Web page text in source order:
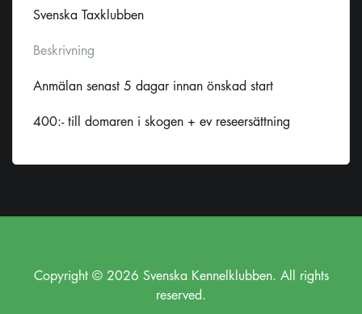
Svenska Taxklubben
Beskrivning
Anmälan senast 5 dagar innan önskad start
400:- till domaren i skogen + ev reseersättning
Copyright © 2026 Svenska Kennelklubben. All rights
reserved.